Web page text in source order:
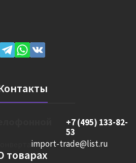
+7 (495) 133-82-
53
import-trade@list.ru
товарах